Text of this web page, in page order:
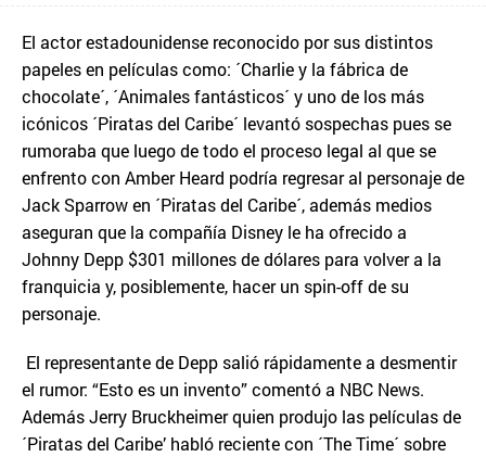
El actor estadounidense reconocido por sus distintos
papeles en películas como: ´Charlie y la fábrica de
chocolate´, ´Animales fantásticos´ y uno de los más
icónicos ´Piratas del Caribe´ levantó sospechas pues se
rumoraba que luego de todo el proceso legal al que se
enfrento con Amber Heard podría regresar al personaje de
Jack Sparrow en ´Piratas del Caribe´, además medios
aseguran que la compañía Disney le ha ofrecido a
Johnny Depp $301 millones de dólares para volver a la
franquicia y, posiblemente, hacer un spin-off de su
personaje.
El representante de Depp salió rápidamente a desmentir
el rumor: “Esto es un invento” comentó a NBC News.
Además Jerry Bruckheimer quien produjo las películas de
´Piratas del Caribe’ habló reciente con ´The Time´ sobre